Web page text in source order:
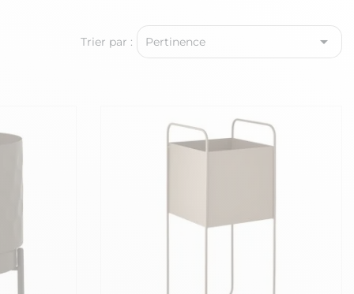
Trier par : Pertinence 